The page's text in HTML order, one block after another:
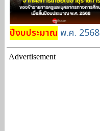
ปีงบประมาณ พ.ศ. 2568
Advertisement